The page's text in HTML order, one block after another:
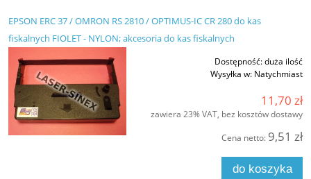
EPSON ERC 37 / OMRON RS 2810 / OPTIMUS-IC CR 280 do kas
fiskalnych FIOLET - NYLON; akcesoria do kas fiskalnych
Dostępność:duża ilość
Wysyłka w: Natychmiast
11,70 zł
zawiera 23% VAT, bez kosztów dostawy
Cena netto: 9,51 zł
do koszyka